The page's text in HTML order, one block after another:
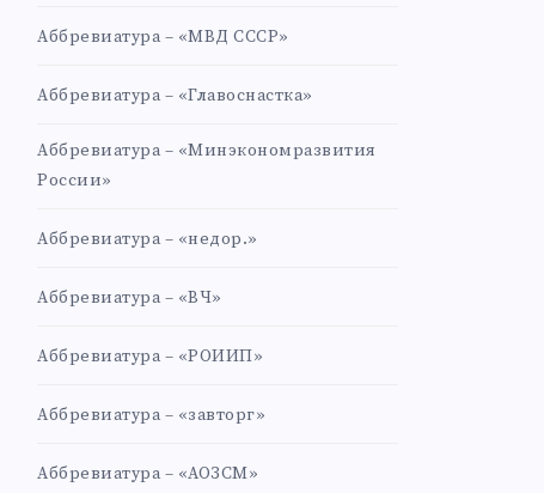
Аббревиатура – «МВД СССР»
Аббревиатура – «Главоснастка»
Аббревиатура – «Минэкономразвития
России»
Аббревиатура – «недор.»
Аббревиатура – «ВЧ»
Аббревиатура – «РОИИП»
Аббревиатура – «завторг»
Аббревиатура – «АОЗСМ»